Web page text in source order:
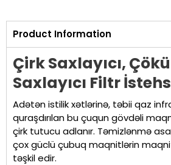
Product Information
Çirk Saxlayıcı,
Saxlayıcı Filtr
Adətən istilik xətlərinə, təbii qaz
quraşdırılan bu çuqun gövdəli
çirk tutucu adlanır. Təmizlənmə
çox güclü çubuq maqnitlərin
təşkil edir.